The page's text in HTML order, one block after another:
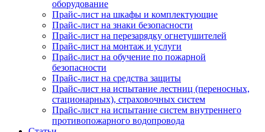
оборудование
Прайс-лист на шкафы и комплектующие
Прайс-лист на знаки безопасности
Прайс-лист на перезарядку огнетушителей
Прайс-лист на монтаж и услуги
Прайс-лист на обучение по пожарной
безопасности
Прайс-лист на средства защиты
Прайс-лист на испытание лестниц (переносных,
стационарных), страховочных систем
Прайс-лист на испытание систем внутреннего
противопожарного водопровода